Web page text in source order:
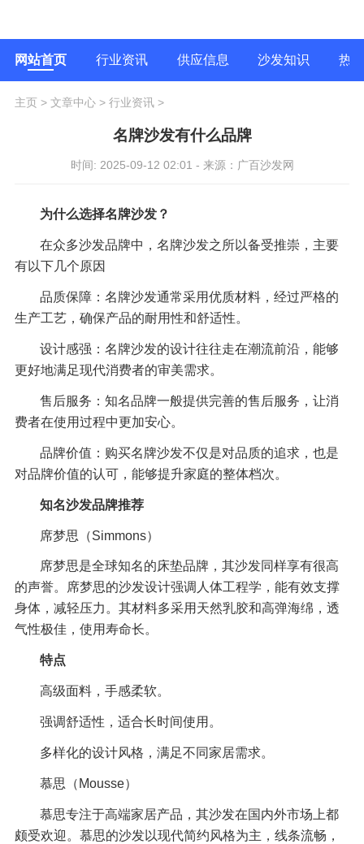
网站首页 行业资讯 供应信息 沙发知识 热
主页> 文章中心> 行业资讯>
名牌沙发有什么品牌
时间: 2025-09-12 02:01 - 来源：广百沙发网
为什么选择名牌沙发？
在众多沙发品牌中，名牌沙发之所以备受推崇，主要
有以下几个原因
品质保障：名牌沙发通常采用优质材料，经过严格的
生产工艺，确保产品的耐用性和舒适性。
设计感强：名牌沙发的设计往往走在潮流前沿，能够
更好地满足现代消费者的审美需求。
售后服务：知名品牌一般提供完善的售后服务，让消
费者在使用过程中更加安心。
品牌价值：购买名牌沙发不仅是对品质的追求，也是
对品牌价值的认可，能够提升家庭的整体档次。
知名沙发品牌推荐
席梦思（Simmons）
席梦思是全球知名的床垫品牌，其沙发同样享有很高
的声誉。席梦思的沙发设计强调人体工程学，能有效支撑
身体，减轻压力。其材料多采用天然乳胶和高弹海绵，透
气性极佳，使用寿命长。
特点
高级面料，手感柔软。
强调舒适性，适合长时间使用。
多样化的设计风格，满足不同家居需求。
慕思（Mousse）
慕思专注于高端家居产品，其沙发在国内外市场上都
颇受欢迎。慕思的沙发以现代简约风格为主，线条流畅，